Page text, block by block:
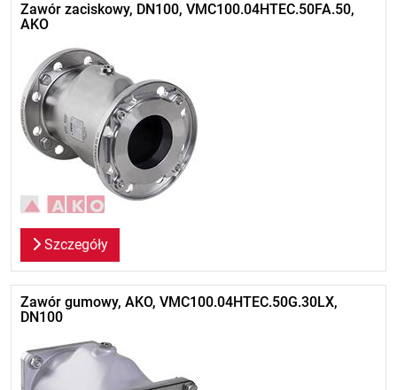
Zawór zaciskowy, DN100, VMC100.04HTEC.50FA.50,
AKO
Szczegóły
Zawór gumowy, AKO, VMC100.04HTEC.50G.30LX,
DN100